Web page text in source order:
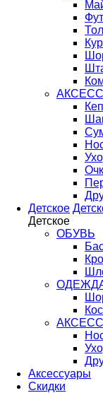
Детское
Детское
ОБУВЬ
Аксессуары
Скидки